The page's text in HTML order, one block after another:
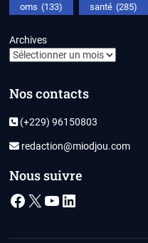
oms (133) santé (285)
Archives
Nos contacts
(+229) 96150803
redaction@miodjou.com
Nous suivre
Facebook
X YouTube
LinkedIn